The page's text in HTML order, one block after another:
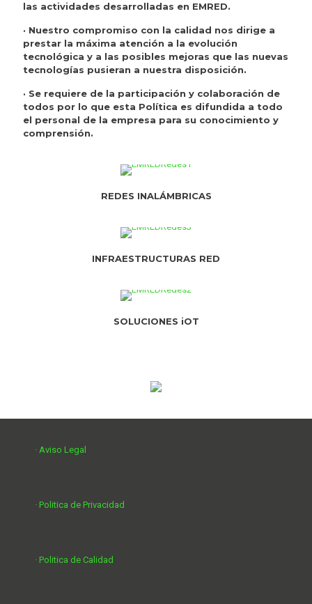
las actividades desarrolladas en EMRED.
· Nuestro compromiso con la calidad nos dirige a
prestar la máxima atención a la evolución
tecnológica y a las posibles mejoras que las nuevas
tecnologías pusieran a nuestra disposición.
· Se requiere de la participación y colaboración de
todos por lo que esta Política es difundida a todo
el personal de la empresa para su conocimiento y
comprensión.
REDES INALÁMBRICAS
INFRAESTRUCTURAS RED
SOLUCIONES iOT
· Aviso Legal
· Politica de Privacidad
· Politica de Calidad